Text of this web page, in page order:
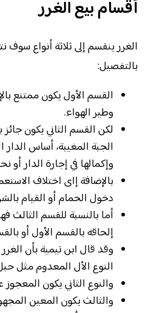
أقسام بيع الغرر
الغرر ينقسم إلى ثلاثة أنواع سوف
بالتفصيل:
القسم الأول يكون ممتنع
وطير الهواء.
لكن القسم الثاني يكون
الجبة المغيبة، أساس
وإكمالها في إجارة الدار أو
بالإضافة إاى اختلاف
دخول الحمام أو القيام
أما بالنسبة للقسم الثالث
إلحاقه بالقسم الأول أو
وقد قال ابن تيمية بأن الغرر
النوع الأل المعدوم مثل
والنوع الثاني يكون
والثالث يكون المعين